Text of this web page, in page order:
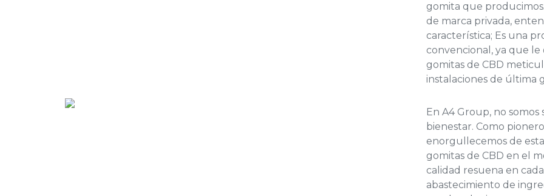
gomita que
de marca privada,
característica; Es una
convencional, ya que
gomitas de CBD
instalaciones de última
En A4 Group, no
bienestar. Como
enorgullecemos de
gomitas de CBD en el
calidad resuena en
abastecimiento de